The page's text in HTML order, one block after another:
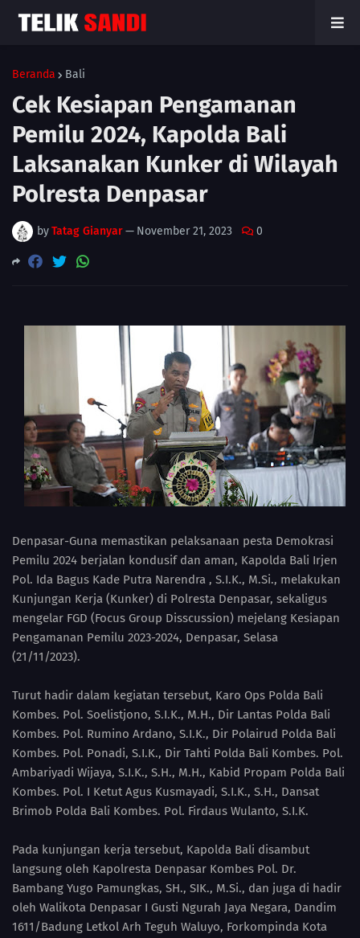
Beranda Bali
Cek Kesiapan Pengamanan
Pemilu 2024, Kapolda Bali
Laksanakan Kunker di Wilayah
Polresta Denpasar
byTatag Gianyar— November 21, 2023 0
Denpasar-Guna memastikan pelaksanaan pesta Demokrasi
Pemilu 2024 berjalan kondusif dan aman, Kapolda Bali Irjen
Pol. Ida Bagus Kade Putra Narendra , S.I.K., M.Si., melakukan
Kunjungan Kerja (Kunker) di Polresta Denpasar, sekaligus
mengelar FGD (Focus Group Disscussion) mejelang Kesiapan
Pengamanan Pemilu 2023-2024, Denpasar, Selasa
(21/11/2023).
Turut hadir dalam kegiatan tersebut, Karo Ops Polda Bali
Kombes. Pol. Soelistjono, S.I.K., M.H., Dir Lantas Polda Bali
Kombes. Pol. Rumino Ardano, S.I.K., Dir Polairud Polda Bali
Kombes. Pol. Ponadi, S.I.K., Dir Tahti Polda Bali Kombes. Pol.
Ambariyadi Wijaya, S.I.K., S.H., M.H., Kabid Propam Polda Bali
Kombes. Pol. I Ketut Agus Kusmayadi, S.I.K., S.H., Dansat
Brimob Polda Bali Kombes. Pol. Firdaus Wulanto, S.I.K.
Pada kunjungan kerja tersebut, Kapolda Bali disambut
langsung oleh Kapolresta Denpasar Kombes Pol. Dr.
Bambang Yugo Pamungkas, SH., SIK., M.Si., dan juga di hadir
oleh Walikota Denpasar I Gusti Ngurah Jaya Negara, Dandim
1611/Badung Letkol Arh Teguh Waluyo, Forkompinda Kota